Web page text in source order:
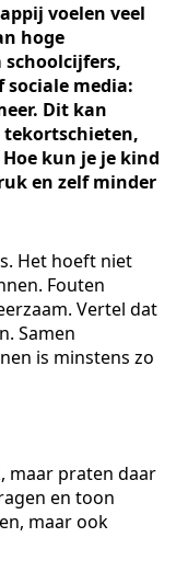
voelen veel
hoge
media:
Dit kan
tekortschieten,
kun je je kind
en zelf minder
Het hoeft niet
Fouten
Vertel dat
Samen
is minstens zo
maar praten daar
en toon
maar ook